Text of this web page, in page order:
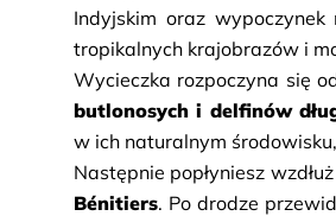
Indyjskim oraz
tropikalnych krajobrazów i
Wycieczka rozpoczyna się
butlonosych i delfinów
w ich naturalnym
Następnie popłyniesz
Bénitiers. Po drodze